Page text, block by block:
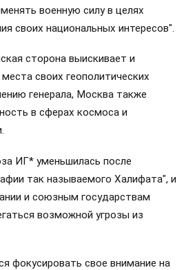
военную силу в целях
своих национальных интересов".
сторона выискивает и
своих геополитических
генерала, Москва также
в сферах космоса и
ИГ* уменьшилась после
так называемого Халифата", и
и союзным государствам
возможной угрозы из
фокусировать свое внимание на